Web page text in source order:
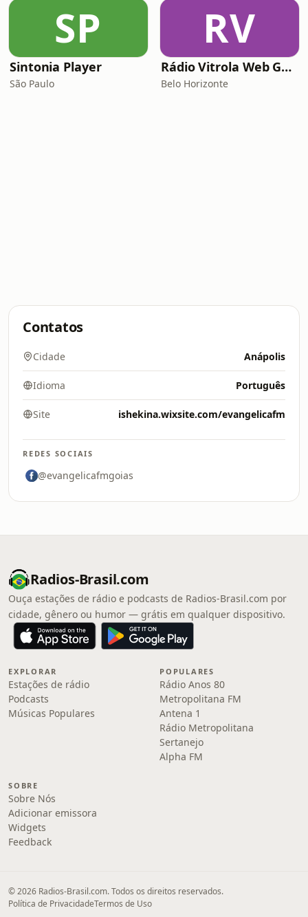
SP
Sintonia Player
São Paulo
RV
Rádio Vitrola Web Gospel
Belo Horizonte
Contatos
Cidade Anápolis
Idioma Português
Site ishekina.wixsite.com/evangelicafm
REDES SOCIAIS
@evangelicafmgoias
Radios-Brasil.com
Ouça estações de rádio e podcasts de Radios-Brasil.com por
cidade, gênero ou humor — grátis em qualquer dispositivo.
EXPLORAR
Estações de rádio
Podcasts
Músicas Populares
POPULARES
Rádio Anos 80
Metropolitana FM
Antena 1
Rádio Metropolitana
Sertanejo
Alpha FM
SOBRE
Sobre Nós
Adicionar emissora
Widgets
Feedback
© 2026 Radios-Brasil.com. Todos os direitos reservados.
Política de PrivacidadeTermos de Uso